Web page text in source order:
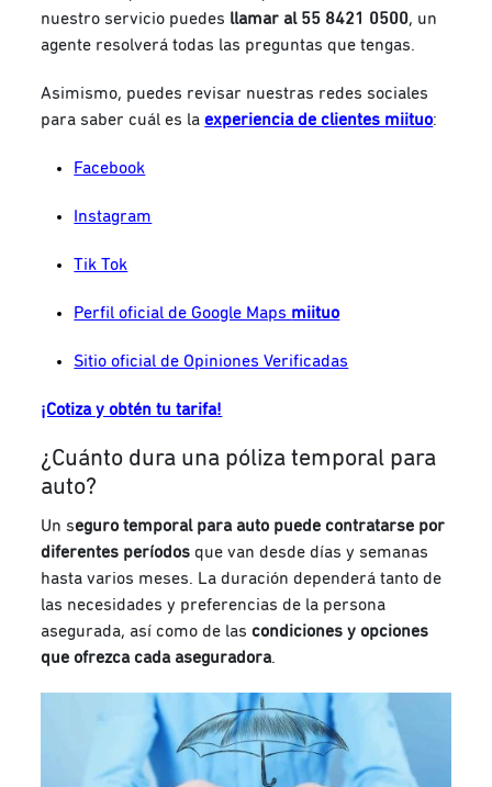
nuestro servicio puedes llamar al 55 8421 0500, un
agente resolverá todas las preguntas que tengas.
Asimismo, puedes revisar nuestras redes sociales
para saber cuál es laexperiencia de clientes miituo:
Facebook
Instagram
Tik Tok
Perfil oficial de Google Maps miituo
Sitio oficial de Opiniones Verificadas
¡Cotiza y obtén tu tarifa!
¿Cuánto dura una póliza temporal para
auto?
Un seguro temporal para auto puede contratarse por
diferentes períodos que van desde días y semanas
hasta varios meses. La duración dependerá tanto de
las necesidades y preferencias de la persona
asegurada, así como de lascondiciones y opciones
que ofrezca cada aseguradora.